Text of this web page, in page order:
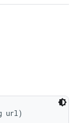
url)